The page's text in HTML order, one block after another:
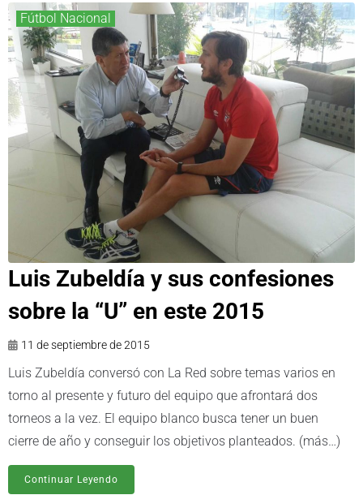
Fútbol Nacional
Luis Zubeldía y sus confesiones
sobre la “U” en este 2015
11 de septiembre de 2015
Luis Zubeldía conversó con La Red sobre temas varios en
torno al presente y futuro del equipo que afrontará dos
torneos a la vez. El equipo blanco busca tener un buen
cierre de año y conseguir los objetivos planteados. (más…)
Continuar Leyendo